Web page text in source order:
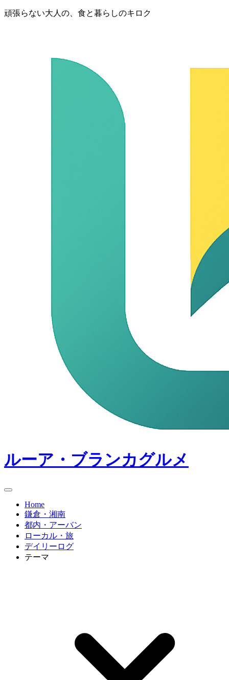
頑張らない大人の、食と暮らしのキロク
ルーア・ブランカグルメ
Home
鎌倉・湘南
都内・アーバン
ローカル・旅
デイリーログ
テーマ